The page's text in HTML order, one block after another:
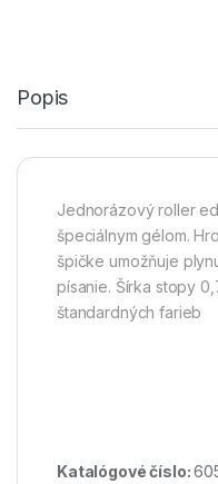
Popis
Jednorázový roller
špeciálnym gélom.
špičke umožňuje
písanie. Šírka stopy
štandardných farieb
Katalógové číslo: